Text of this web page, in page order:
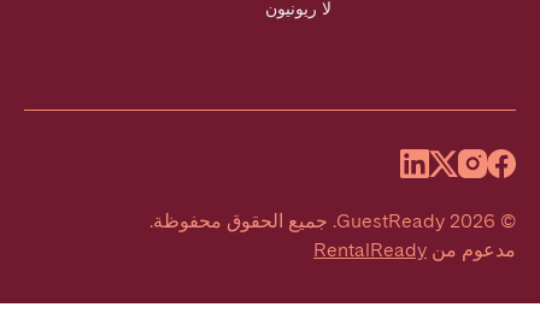
لا ريونيون
©
2026
GuestReady
. جميع الحقوق محفوظة.
مدعوم من RentalReady